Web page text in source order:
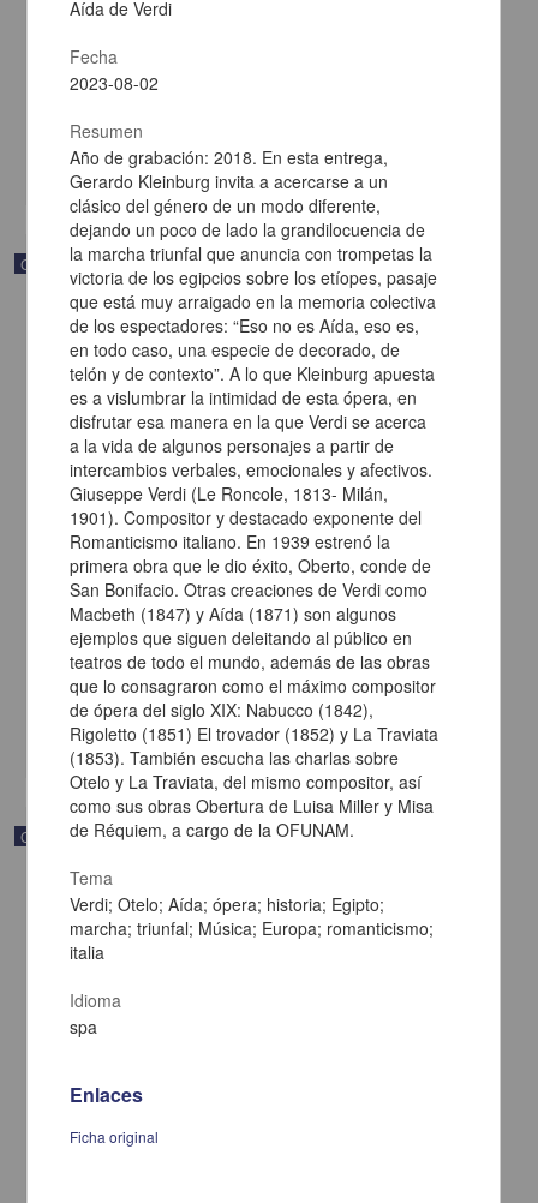
informa se irá a la costa por prescripción médica
Maytorena, José María
Multidisciplina
Correspondencia postal
Carta de Francisco Martínez Baca a Francisco I. Madero
felicitándolo por el triunfo de la causa
Martínez Baca, Francisco
[sin fecha]
Multidisciplina
Correspondencia postal
Aída de Verdi
Fecha
2023-08-02
Resumen
Año de grabación: 2018. En esta entrega,
Gerardo Kleinburg invita a acercarse a un
clásico del género de un modo diferente,
dejando un poco de lado la grandilocuencia de
la marcha triunfal que anuncia con trompetas la
victoria de los egipcios sobre los etíopes, pasaje
que está muy arraigado en la memoria colectiva
de los espectadores: “Eso no es Aída, eso es,
en todo caso, una especie de decorado, de
telón y de contexto”. A lo que Kleinburg apuesta
es a vislumbrar la intimidad de esta ópera, en
disfrutar esa manera en la que Verdi se acerca
a la vida de algunos personajes a partir de
intercambios verbales, emocionales y afectivos.
Giuseppe Verdi (Le Roncole, 1813- Milán,
1901). Compositor y destacado exponente del
Romanticismo italiano. En 1939 estrenó la
primera obra que le dio éxito, Oberto, conde de
San Bonifacio. Otras creaciones de Verdi como
Macbeth (1847) y Aída (1871) son algunos
ejemplos que siguen deleitando al público en
teatros de todo el mundo, además de las obras
que lo consagraron como el máximo compositor
de ópera del siglo XIX: Nabucco (1842),
Rigoletto (1851) El trovador (1852) y La Traviata
(1853). También escucha las charlas sobre
Otelo y La Traviata, del mismo compositor, así
como sus obras Obertura de Luisa Miller y Misa
de Réquiem, a cargo de la OFUNAM.
Tema
Verdi; Otelo; Aída; ópera; historia; Egipto;
marcha; triunfal; Música; Europa; romanticismo;
italia
Idioma
spa
Enlaces
Ficha original